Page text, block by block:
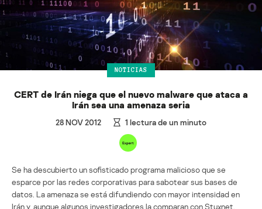
NOTICIAS
CERT de Irán niega que el nuevo malware que ataca a
Irán sea una amenaza seria
28 NOV 2012 1 lectura de un minuto
Se ha descubierto un sofisticado programa malicioso que se
esparce por las redes corporativas para sabotear sus bases de
datos. La amenaza se está difundiendo con mayor intensidad en
Irán y, aunque algunos investigadores la comparan con Stuxnet,